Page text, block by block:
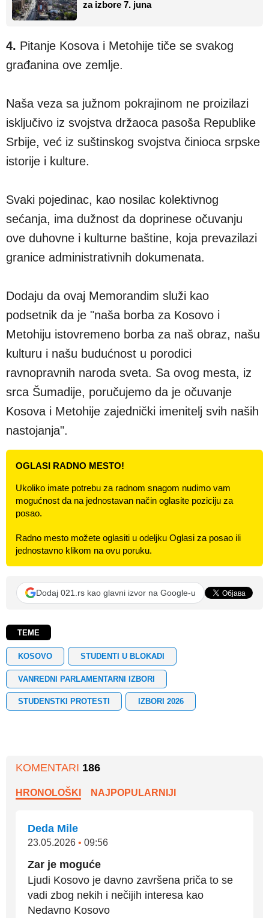
za izbore 7. juna
4. Pitanje Kosova i Metohije tiče se svakog
građanina ove zemlje.
Naša veza sa južnom pokrajinom ne proizilazi
isključivo iz svojstva držaoca pasoša Republike
Srbije, već iz suštinskog svojstva činioca srpske
istorije i kulture.
Svaki pojedinac, kao nosilac kolektivnog
sećanja, ima dužnost da doprinese očuvanju
ove duhovne i kulturne baštine, koja prevazilazi
granice administrativnih dokumenata.
Dodaju da ovaj Memorandim služi kao
podsetnik da je "naša borba za Kosovo i
Metohiju istovremeno borba za naš obraz, našu
kulturu i našu budućnost u porodici
ravnopravnih naroda sveta. Sa ovog mesta, iz
srca Šumadije, poručujemo da je očuvanje
Kosova i Metohije zajednički imenitelj svih naših
nastojanja".
OGLASI RADNO MESTO!
Ukoliko imate potrebu za radnom snagom nudimo vam
mogućnost da na jednostavan način oglasite poziciju za
posao.
Radno mesto možete oglasiti u odeljku Oglasi za posao ili
jednostavno klikom na ovu poruku.
Dodaj 021.rs kao glavni izvor na Google-u
TEME
KOSOVO STUDENTI U BLOKADI
VANREDNI PARLAMENTARNI IZBORI
STUDENSTKI PROTESTI IZBORI 2026
KOMENTARI 186
HRONOLOŠKI NAJPOPULARNIJI
Deda Mile
23.05.2026 • 09:56
Zar je moguće
Ljudi Kosovo je davno završena priča to se
vadi zbog nekih i nečijih interesa kao
Nedavno Kosovo